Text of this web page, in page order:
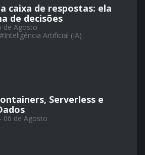
caixa de respostas: ela
de decisões
de Agosto
#Inteligência Artificial (IA)
Serverless e
06 de Agosto